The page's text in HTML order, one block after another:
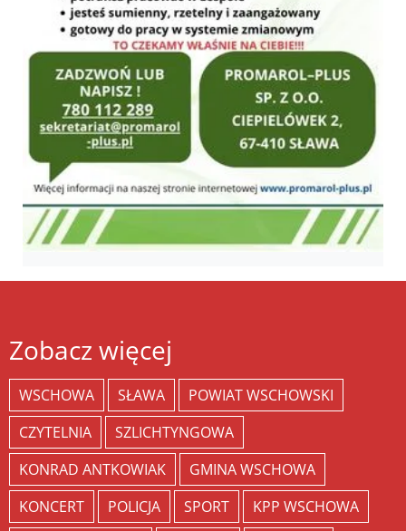
Zobacz więcej
WSCHOWA SŁAWA
POWIAT WSCHOWSKI
CZYTELNIA
SZLICHTYNGOWA
KONRAD ANTKOWIAK
GMINA WSCHOWA
KONCERT
POLICJA SPORT
KPP WSCHOWA